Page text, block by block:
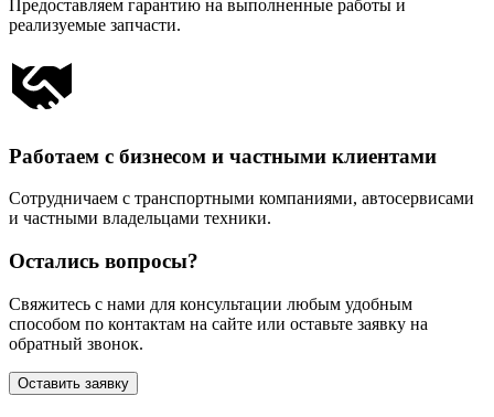
Предоставляем гарантию на выполненные работы и
реализуемые запчасти.
Работаем с бизнесом и частными клиентами
Сотрудничаем с транспортными компаниями, автосервисами
и частными владельцами техники.
Остались вопросы?
Свяжитесь с нами для консультации любым удобным
способом по контактам на сайте или оставьте заявку на
обратный звонок.
Оставить заявку